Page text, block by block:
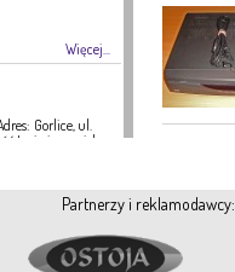
Więcej...
Gorlice, ul.
Imię i nazwisko:
dla
w chorobach
Więcej...
Partnerzy i reklamodawcy: